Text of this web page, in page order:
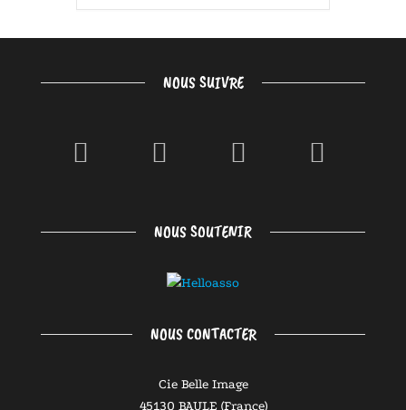
NOUS SUIVRE
NOUS SOUTENIR
NOUS CONTACTER
Cie Belle Image
45130 BAULE (France)